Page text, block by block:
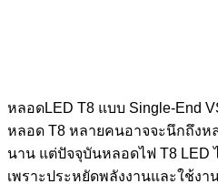
หลอดLED T8 แบบ Single-End
หลอด T8 หลายคนอาจจะนึกถึงห
นาน แต่ปัจจุบันหลอดไฟ T8
เพราะประหยัดพลังงานและใช้งา